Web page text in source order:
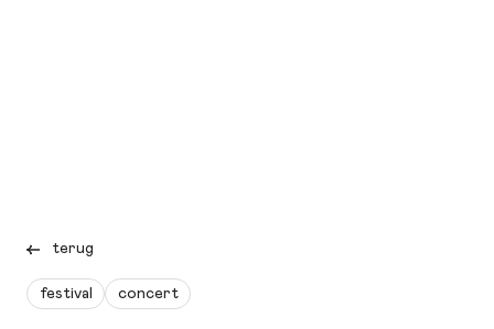
terug
festival concert